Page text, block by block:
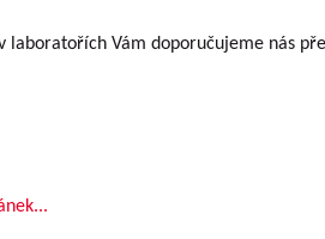
laboratořích Vám doporučujeme nás